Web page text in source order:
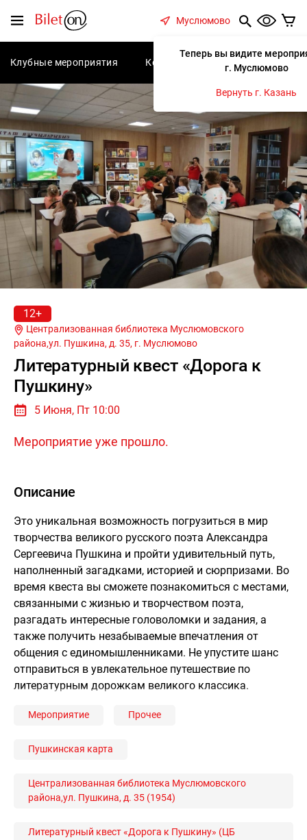
Меню
Муслюмово
Теперь вы видите
г. Муслюмово
Вернуть г. Казань
Клубные мероприятия Концерты Спектакли
12+
района,ул. Пушкина, д. 35, г. Муслюмово
Литературный квест «Дорога к
Пушкину»
5 Июня, Пт 10:00
Мероприятие уже прошло.
Описание
Это уникальная возможность погрузиться в мир
творчества великого русского поэта Александра
Сергеевича Пушкина и пройти удивительный путь,
наполненный загадками, историей и сюрпризами. Во
время квеста вы сможете познакомиться с местами,
связанными с жизнью и творчеством поэта,
разгадать интересные головоломки и задания, а
также получить незабываемые впечатления от
общения с единомышленниками. Не упустите шанс
отправиться в увлекательное путешествие по
литературным дорожкам великого классика.
Мероприятие Прочее
Пушкинская карта
Централизованная библиотека Муслюмовского
района,ул. Пушкина, д. 35 (1954)
Литературный квест «Дорога к Пушкину» (ЦБ